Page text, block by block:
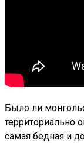
Было ли
территориально
самая бедная и